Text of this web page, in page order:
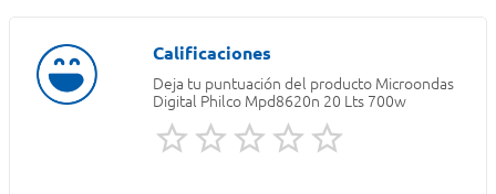
Deja tu puntuación del producto Microondas
Digital Philco Mpd8620n 20 Lts 700w